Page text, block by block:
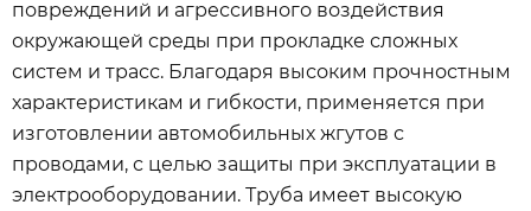
повреждений и агрессивного воздействия
окружающей среды при прокладке сложных
систем и трасс. Благодаря высоким прочностным
характеристикам и гибкости, применяется при
изготовлении автомобильных жгутов с
проводами, с целью защиты при эксплуатации в
электрооборудовании. Труба имеет высокую